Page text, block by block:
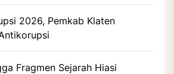
2026, Pemkab Klaten
Fragmen Sejarah Hiasi